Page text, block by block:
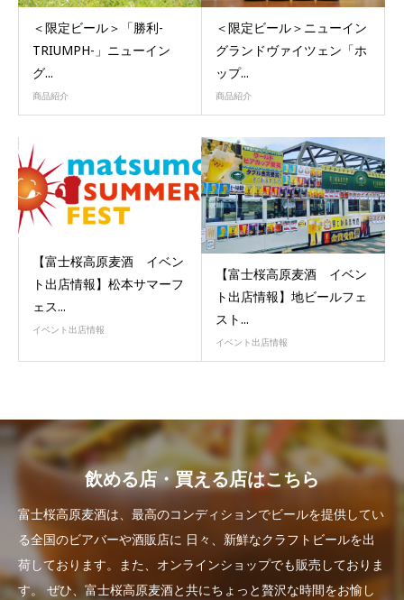
＜限定ビール＞「勝利-
TRIUMPH-」ニューイン
グ...
商品紹介
＜限定ビール＞ニューイン
グランドヴァイツェン「ホ
ップ...
商品紹介
【富士桜高原麦酒 イベン
ト出店情報】松本サマーフ
ェス...
イベント出店情報
【富士桜高原麦酒 イベン
ト出店情報】地ビールフェ
スト...
イベント出店情報
飲める店・買える店はこちら
富士桜高原麦酒は、最高のコンディションでビールを提供してい
る全国のビアバーや酒販店に 日々、新鮮なクラフトビールを出
荷しております。また、オンラインショップでも販売しておりま
す。ぜひ、富士桜高原麦酒と共にちょっと贅沢な時間をお愉し